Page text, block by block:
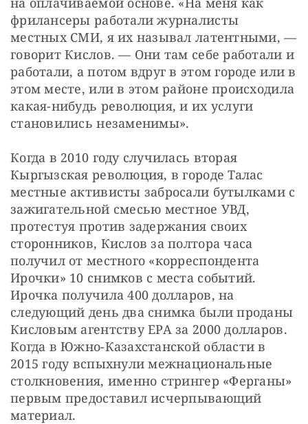
фрилансеры работали журналисты
местных СМИ, я их называл латентными, —
говорит Кислов. — Они там себе работали и
работали, а потом вдруг в этом городе или в
этом месте, или в этом районе происходила
какая-нибудь революция, и их услуги
становились незаменимы».
Когда в 2010 году случилась вторая
Кыргызская революция, в городе Талас
местные активисты забросали бутылками с
зажигательной смесью местное УВД,
протестуя против задержания своих
сторонников, Кислов за полтора часа
получил от местного «корреспондента
Ирочки» 10 снимков с места событий.
Ирочка получила 400 долларов, на
следующий день два снимка были проданы
Кисловым агентству EPA за 2000 долларов.
Когда в Южно-Казахстанской области в
2015 году вспыхнули межнациональные
столкновения, именно стрингер «Ферганы»
первым предоставил исчерпывающий
материал.